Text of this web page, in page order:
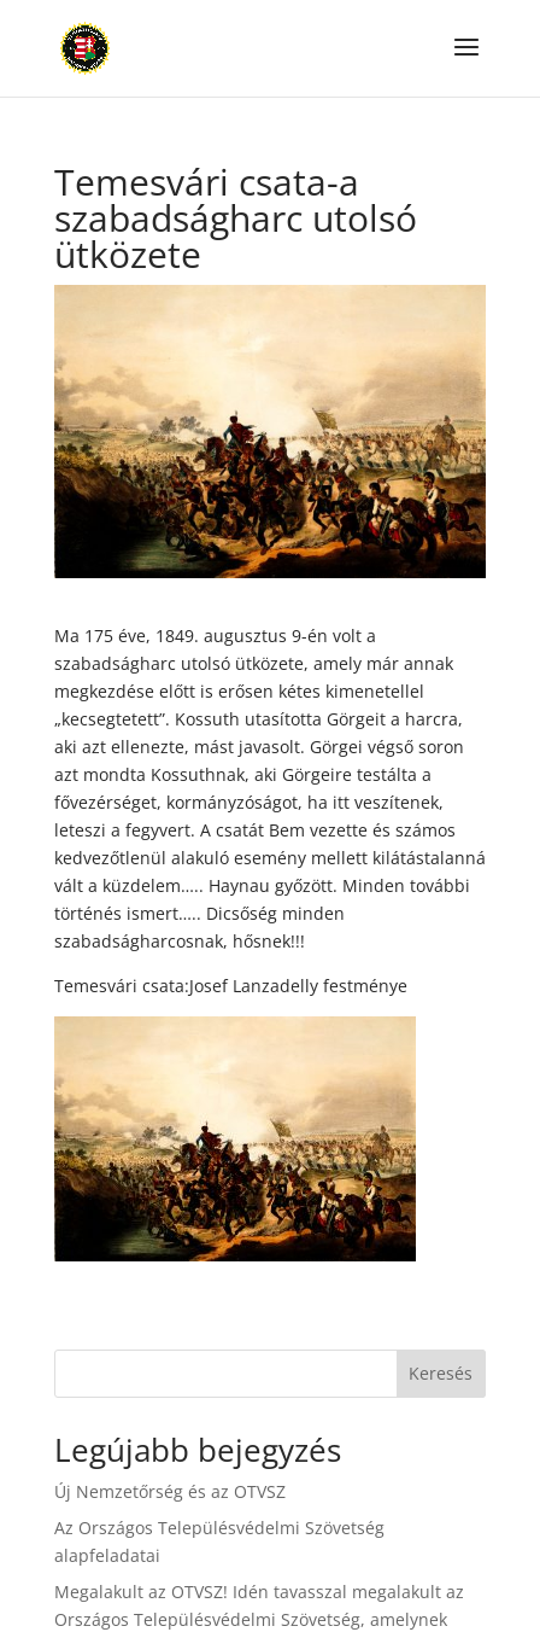
Temesvári csata-a
szabadságharc utolsó
ütközete
Ma 175 éve, 1849. augusztus 9-én volt a
szabadságharc utolsó ütközete, amely már annak
megkezdése előtt is erősen kétes kimenetellel
„kecsegtetett”. Kossuth utasította Görgeit a harcra,
aki azt ellenezte, mást javasolt. Görgei végső soron
azt mondta Kossuthnak, aki Görgeire testálta a
fővezérséget, kormányzóságot, ha itt veszítenek,
leteszi a fegyvert. A csatát Bem vezette és számos
kedvezőtlenül alakuló esemény mellett kilátástalanná
vált a küzdelem….. Haynau győzött. Minden további
történés ismert….. Dicsőség minden
szabadságharcosnak, hősnek!!!
Temesvári csata:Josef Lanzadelly festménye
Keresés
Legújabb bejegyzés
Új Nemzetőrség és az OTVSZ
Az Országos Településvédelmi Szövetség
alapfeladatai
Megalakult az OTVSZ! Idén tavasszal megalakult az
Országos Településvédelmi Szövetség, amelynek